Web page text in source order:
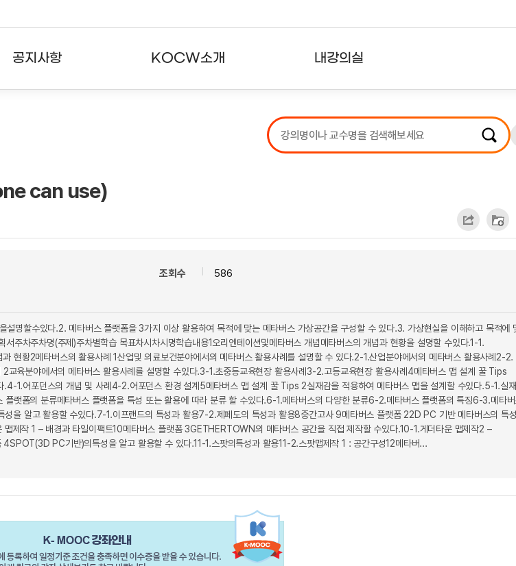
공지사항
서비스도움말
KOCW소개 내강의실
강의리스트
수강확인증강의
can use)
조회수 586
설명할수있다.2. 메타버스 플랫폼을 3가지 이상 활용하여 목적에 맞는 메타버스 가상공간을 구성할 수 있다.3. 가상현실을 이해하고 목적에
주차주차명(주제)주차별학습 목표차시차시명학습내용1오리엔테이션및메타버스 개념메타버스의 개념과 현황을 설명할 수있다.1-1.
현황2메타버스의 활용사례 1산업및 의료보건분야에서의 메타버스 활용사례를 설명할 수 있다.2-1.산업분야에서의 메타버스 활용사례2-2.
교육분야에서의 메타버스 활용사례를 설명할 수있다.3-1.초중등교육현장 활용사례3-2.고등교육현장 활용사례4메타버스 맵 설계 꿀 Tips
.4-1.어포던스의 개념 및 사례4-2.어포던스 환경 설계5메타버스 맵 설계 꿀 Tips 2실재감을 적용하여 메타버스 맵을 설계할 수있다.5-1.실
랫폼의 분류메타버스 플랫폼을 특성 또는 활용에 따라 분류 할 수있다.6-1.메타버스의 다양한 분류6-2.메타버스 플랫폼의 특징6-3.메타
성을 알고 활용할 수있다.7-1.이프랜드의 특성과 활용7-2.제페도의 특성과 활용8중간고사 9메타버스 플랫폼 22D PC 기반 메타버스의 특
제작 1 – 배경과 타일이팩트10메타버스 플랫폼 3GETHERTOWN의 메타버스 공간을 직접 제작할 수있다.10-1.게더타운 맵제작2 –
PC기반)의특성을 알고 활용할 수 있다.11-1.스팟의특성과 활용11-2.스팟맵제작 1 : 공간구성12메타버...